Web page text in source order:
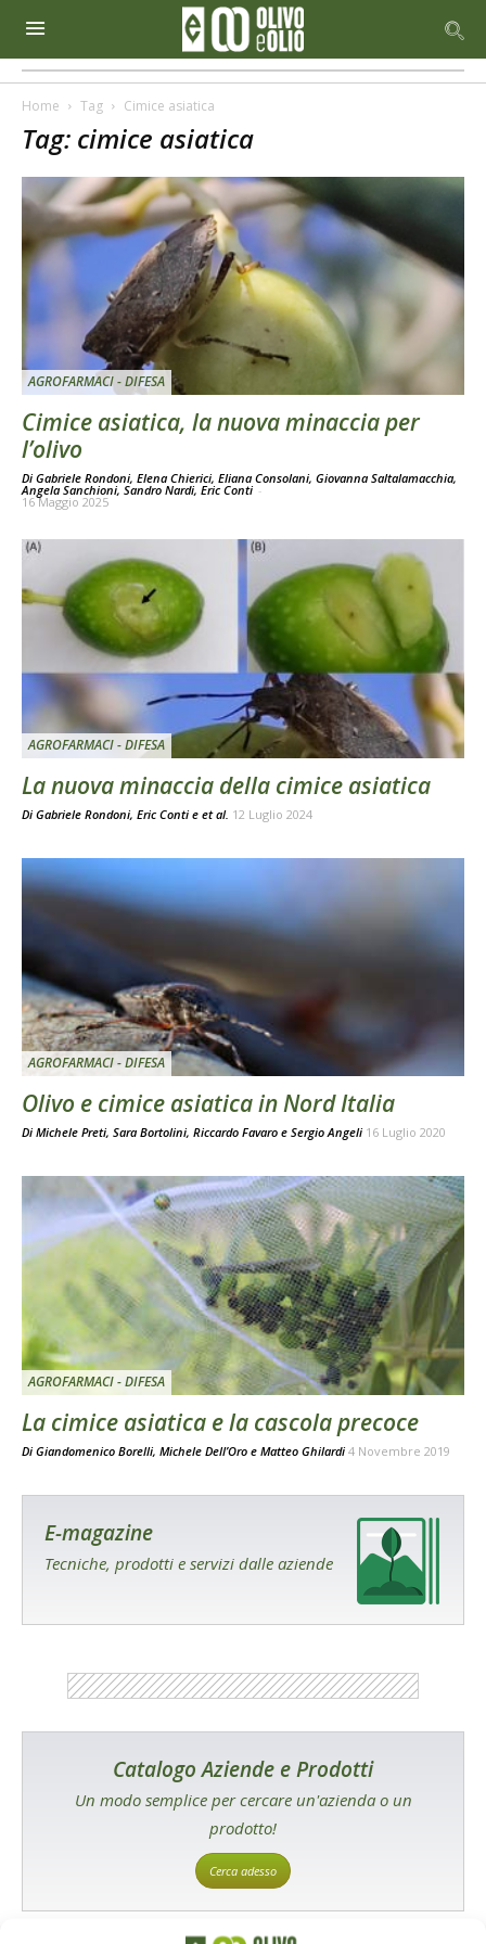
Home Tag Cimice asiatica
Tag: cimice asiatica
AGROFARMACI - DIFESA
Cimice asiatica, la nuova minaccia per
l’olivo
Di Gabriele Rondoni, Elena Chierici, Eliana Consolani, Giovanna Saltalamacchia,
Angela Sanchioni, Sandro Nardi, Eric Conti -
16 Maggio 2025
AGROFARMACI - DIFESA
La nuova minaccia della cimice asiatica
Di Gabriele Rondoni, Eric Conti e et al. 12 Luglio 2024
AGROFARMACI - DIFESA
Olivo e cimice asiatica in Nord Italia
Di Michele Preti, Sara Bortolini, Riccardo Favaro e Sergio Angeli 16 Luglio 2020
AGROFARMACI - DIFESA
La cimice asiatica e la cascola precoce
Di Giandomenico Borelli, Michele Dell’Oro e Matteo Ghilardi 4 Novembre 2019
E-magazine
Tecniche, prodotti e servizi dalle aziende
Catalogo Aziende e Prodotti
Un modo semplice per cercare un'azienda o un
prodotto!
Cerca adesso